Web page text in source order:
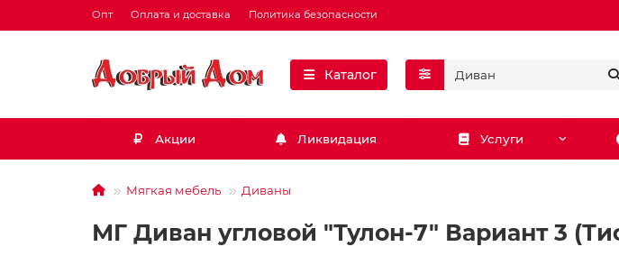
Опт Оплата и доставка Политика безопасности
Каталог
Акции Ликвидация Услуги
Мягкая мебель Диваны
МГ Диван угловой "Тулон-7" Вариант 3